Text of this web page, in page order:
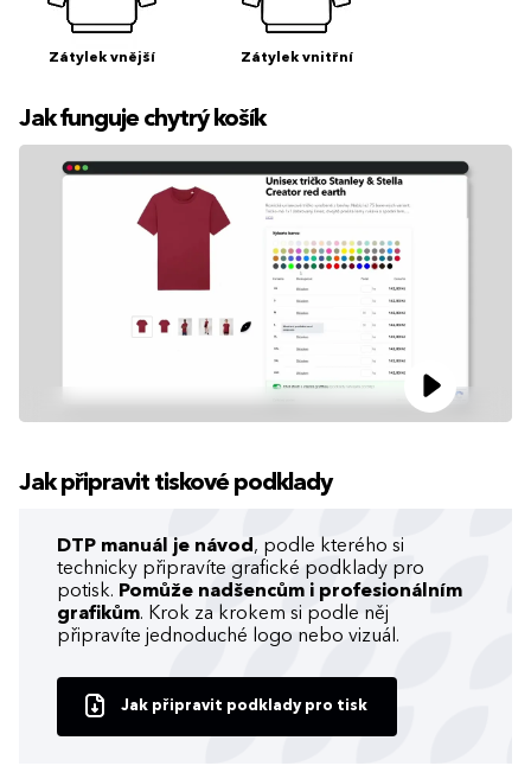
Zátylek vnější Zátylek vnitřní
Jak funguje chytrý košík
Jak připravit tiskové podklady
DTP manuál je návod , podle kterého si
technicky připravíte grafické podklady pro
potisk. Pomůže nadšencům i profesionálním
grafikům. Krok za krokem si podle něj
připravíte jednoduché logo nebo vizuál.
Jak připravit podklady pro tisk